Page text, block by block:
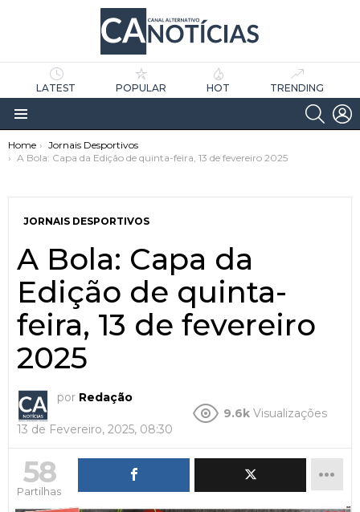
LATEST POPULAR HOT TRENDING
Menu
You are here:
Home
Jornais Desportivos
A Bola: Capa da Edição de quinta-feira, 13 de fevereiro 2025
JORNAIS DESPORTIVOS
A Bola: Capa da
Edição de quinta-
feira, 13 de fevereiro
2025
por Redação
13 de Fevereiro, 2025, 08:30
9.6k Visualizações
58
Partilhas